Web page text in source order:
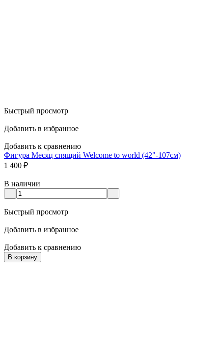
Быстрый просмотр
Добавить в избранное
Добавить к сравнению
Фигура Месяц спящий Welcome to world (42"-107см)
1 400 ₽
В наличии
Быстрый просмотр
Добавить в избранное
Добавить к сравнению
В корзину